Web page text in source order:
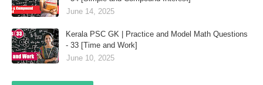
June 14, 2025
Kerala PSC GK | Practice and Model Math Questions
- 33 [Time and Work]
June 10, 2025